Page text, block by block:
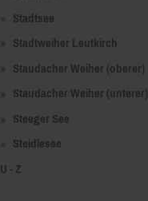
Stadtsee
Stadtweiher Leutkirch
Staudacher Weiher (oberer)
Staudacher Weiher (unterer)
Steeger See
Steidlesee
U - Z